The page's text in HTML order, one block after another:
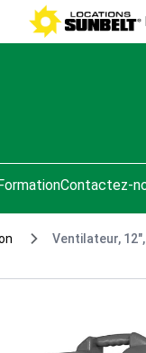
FormationContactez-
Ventilateur,